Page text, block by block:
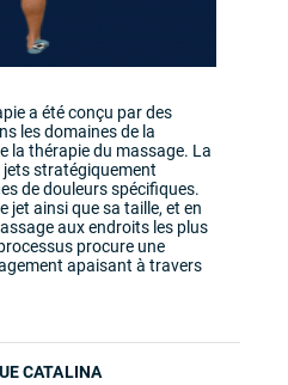
a été conçu par des
les domaines de la
la thérapie du massage. La
jets stratégiquement
de douleurs spécifiques.
jet ainsi que sa taille, et en
aux endroits les plus
procure une
apaisant à travers
CATALINA